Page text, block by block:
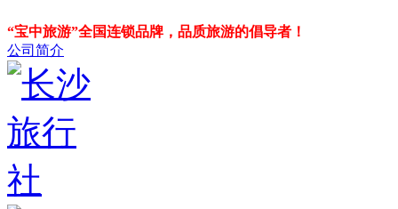
“宝中旅游”全国连锁品牌，品质旅游的倡导者！
公司简介